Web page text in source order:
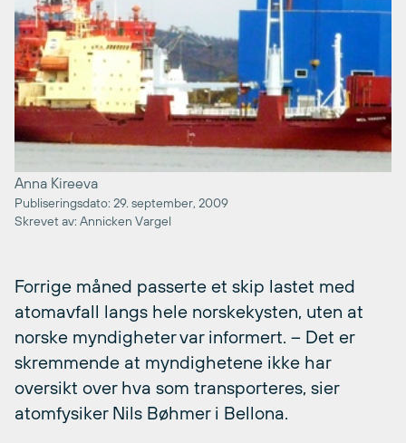
Anna Kireeva
Publiseringsdato: 29. september, 2009
Skrevet av: Annicken Vargel
Forrige måned passerte et skip lastet med
atomavfall langs hele norskekysten, uten at
norske myndigheter var informert. – Det er
skremmende at myndighetene ikke har
oversikt over hva som transporteres, sier
atomfysiker Nils Bøhmer i Bellona.